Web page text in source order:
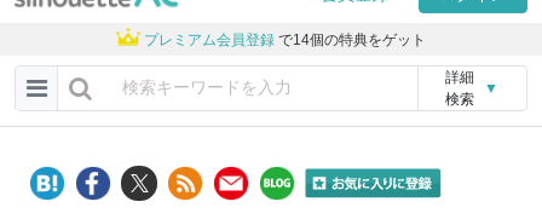
プレミアム会員登録 で14個の特典をゲット
詳細
検索
▼